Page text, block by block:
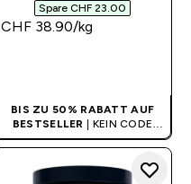
Spare CHF 23.00‎
CHF 38.90‎/kg
BIS ZU 50% RABATT AUF
BESTSELLER
| KEIN CODE
BENÖTIGT